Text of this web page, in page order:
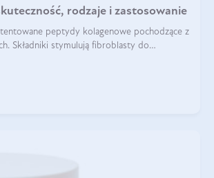
rodzaje i zastosowanie
peptydy kolagenowe pochodzące z
do